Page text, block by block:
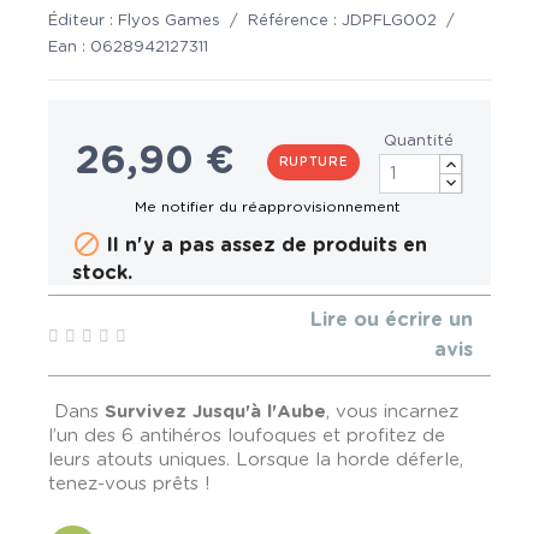
Éditeur : Flyos Games / Référence : JDPFLG002
/
Ean : 0628942127311
26,90 € RUPTURE
Quantité
 Il n'y a pas assez de produits en
stock.
Lire ou écrire un
avis
Dans Survivez Jusqu'à l'Aube, vous incarnez
l’un des 6 antihéros loufoques et profitez de
leurs atouts uniques. Lorsque la horde déferle,
tenez-vous prêts !